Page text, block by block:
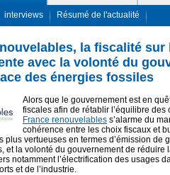
interviews Résumé de l'actualité
la fiscalité sur
avec la volonté du
des énergies fossiles
Alors que le gouvernement est en
fiscales afin de rétablir l’équilibre des
France renouvelables s’alarme du
cohérence entre les choix fiscaux et
plus vertueuses en termes d’émission de
et la volonté du gouvernement de réduire
notamment l’électrification des usages
et de l’industrie.